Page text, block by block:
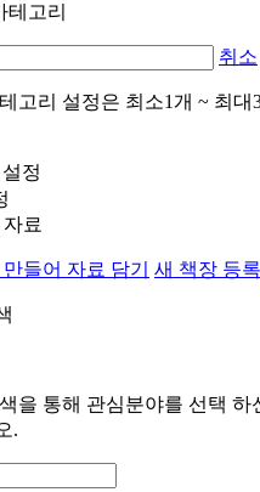
테고리
취소
고리 설정은 최소1개 ~ 최대
정
료
들어 자료 담기 새 책장 등록
을 통해 관심분야를 선택 하
.